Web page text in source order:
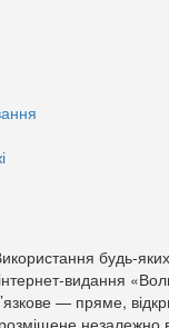
будь-
видання
— пряме,